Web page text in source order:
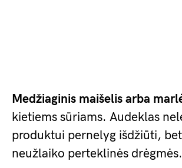
Medžiaginis maišelis arba
kietiems sūriams. Audeklas
produktui pernelyg išdžiūti,
neužlaiko perteklinės drėgmės.